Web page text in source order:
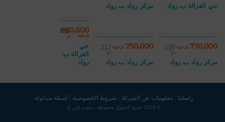
حي الغزالة ب رواد مركز رواد ب رواد
770,000 د.ت 198
م²
مركز رواد ب رواد
750,000 د.ت 312
م²
مركز رواد ب رواد
660,000
د.ت 200
م²
حي
الغزالة ب
رواد
راسلنا معلومات عن الشركة شروط الخصوصية أسئلة متداولة
© 2026 جميع الحقوق محفوظة . مبوب إس إل.